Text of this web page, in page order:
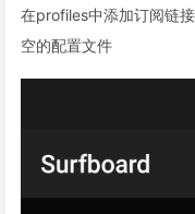
在profiles中添加订阅链
空的配置文件